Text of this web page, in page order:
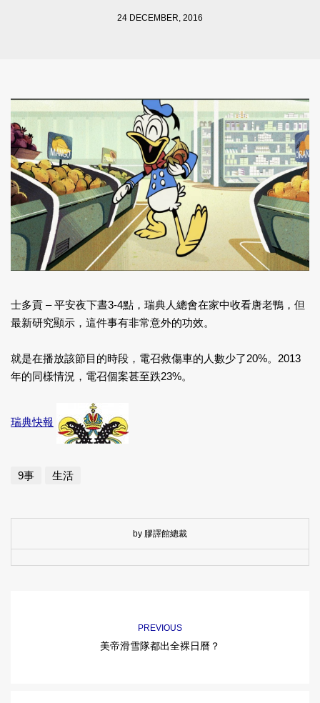
24 DECEMBER, 2016
士多貢 – 平安夜下晝3-4點，瑞典人總會在家中收看唐老鴨，但
最新研究顯示，這件事有非常意外的功效。
就是在播放該節目的時段，電召救傷車的人數少了20%。2013
年的同樣情況，電召個案甚至跌23%。
瑞典快報
9事 生活
by 膠譯館總裁
PREVIOUS
美帝滑雪隊都出全裸日曆？